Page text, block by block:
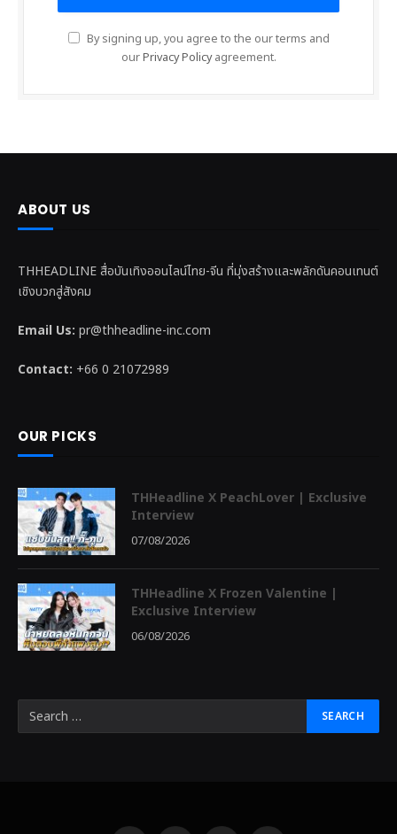
By signing up, you agree to the our terms and
ourPrivacy Policyagreement.
ABOUT US
THHEADLINE สื่อบันเทิงออนไลน์ไทย-จีน ที่มุ่งสร้างและพลักดันคอนเทนต์
เชิงบวกสู่สังคม
Email Us: pr@thheadline-inc.com
Contact: +66 0 21072989
OUR PICKS
THHeadline X PeachLover | Exclusive
Interview
07/08/2026
THHeadline X Frozen Valentine |
Exclusive Interview
06/08/2026